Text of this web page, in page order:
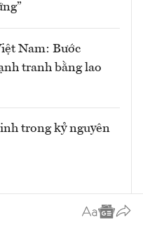
Nam: Bước
tranh bằng lao
trong kỷ nguyên